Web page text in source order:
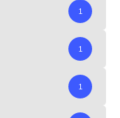
1
1
1